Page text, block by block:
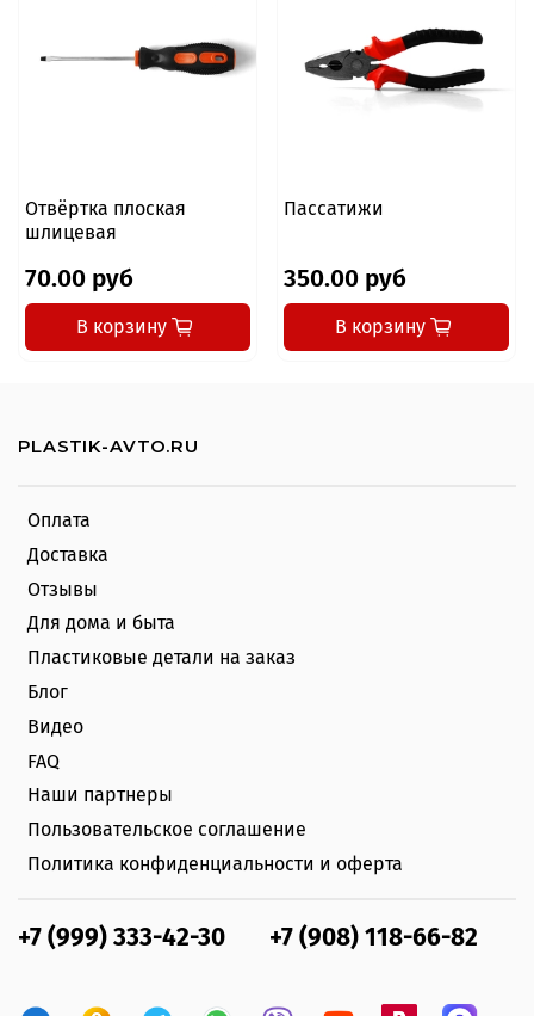
Отвёртка плоская
шлицевая
70.00 руб
В корзину
Пассатижи
350.00 руб
В корзину
Оплата
Доставка
Отзывы
Для дома и быта
Пластиковые детали на заказ
Блог
Видео
FAQ
Наши партнеры
Пользовательское соглашение
Политика конфиденциальности и оферта
+7 (999) 333-42-30 +7 (908) 118-66-82
PLASTIK-AVTO.RU